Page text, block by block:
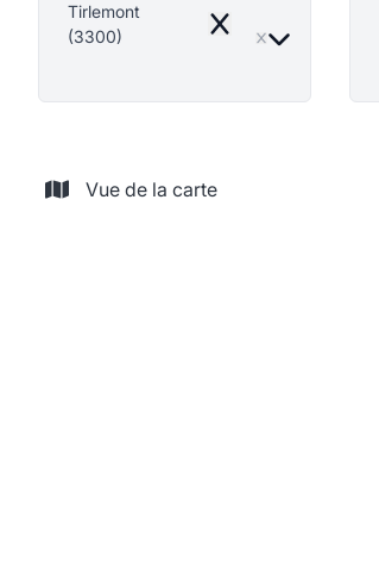
Tirlemont
(3300)
Remove
Vue de la carte